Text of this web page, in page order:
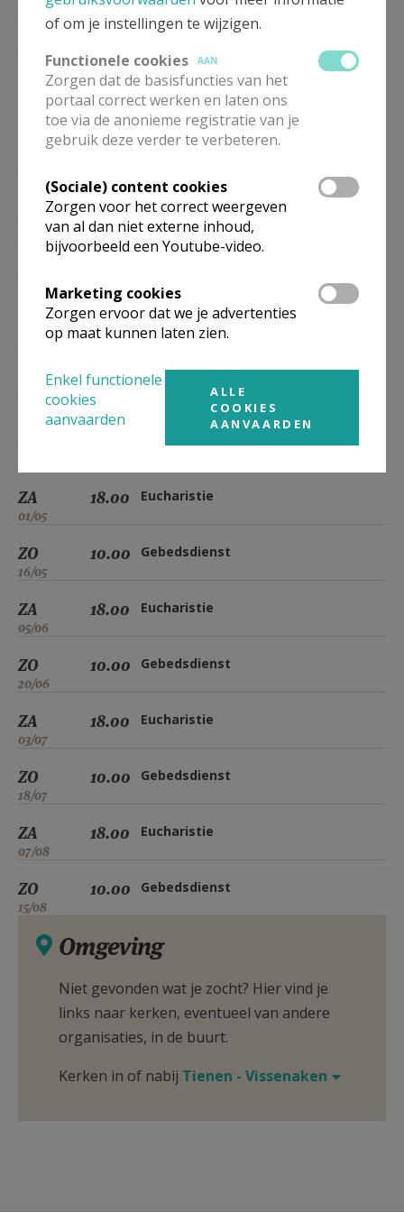
20/12
02/01
18.00
10.00 Gebedsdienst
06/02
10.00 Gebedsdienst
06/03
10.00 Gebedsdienst
03/04
18.00 Eucharistie
ZA
01/05
18.00 Eucharistie
ZO
16/05
10.00 Gebedsdienst
ZA
05/06
18.00 Eucharistie
ZO
20/06
10.00 Gebedsdienst
ZA
03/07
18.00 Eucharistie
ZO
18/07
10.00 Gebedsdienst
ZA
07/08
18.00 Eucharistie
ZO
15/08
10.00 Gebedsdienst
Omgeving
Niet gevonden wat je zocht? Hier vind je
links naar kerken, eventueel van andere
organisaties, in de buurt.
Kerken in of nabij Tienen - Vissenaken
of om je instellingen te wijzigen.
Functionele cookies
AAN
Zorgen dat de basisfuncties van het
portaal correct werken en laten ons
toe via de anonieme registratie van je
gebruik deze verder te verbeteren.
(Sociale) content cookies
Zorgen voor het correct weergeven
van al dan niet externe inhoud,
bijvoorbeeld een Youtube-video.
Marketing cookies
Zorgen ervoor dat we je advertenties
op maat kunnen laten zien.
Enkel functionele
cookies
aanvaarden
ALLE
COOKIES
AANVAARDEN